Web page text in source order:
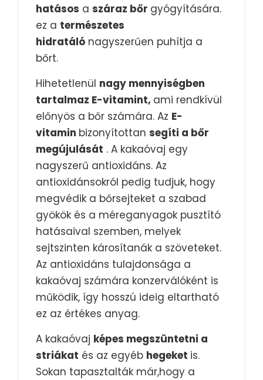
hatásos a száraz bőr gyógyítására.
ez a természetes
hidratáló nagyszerűen puhítja a
bőrt.
Hihetetlenül nagy mennyiségben
tartalmaz E-vitamint, ami rendkívül
előnyös a bőr számára. Az E-
vitamin bizonyítottan segíti a bőr
megújulását . A kakaóvaj egy
nagyszerű antioxidáns. Az
antioxidánsokról pedig tudjuk, hogy
megvédik a bőrsejteket a szabad
gyökök és a méreganyagok pusztító
hatásaival szemben, melyek
sejtszinten károsítanák a szöveteket.
Az antioxidáns tulajdonsága a
kakaóvaj számára konzerválóként is
működik, így hosszú ideig eltartható
ez az értékes anyag.
A kakaóvaj képes megszüntetni a
striákat és az egyéb hegeket is.
Sokan tapasztalták már,hogy a